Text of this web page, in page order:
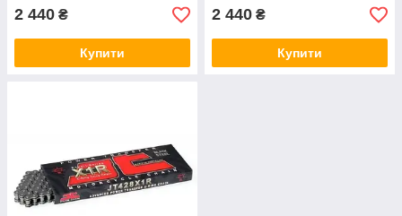
2 440 ₴
Купити
2 440 ₴
Купити